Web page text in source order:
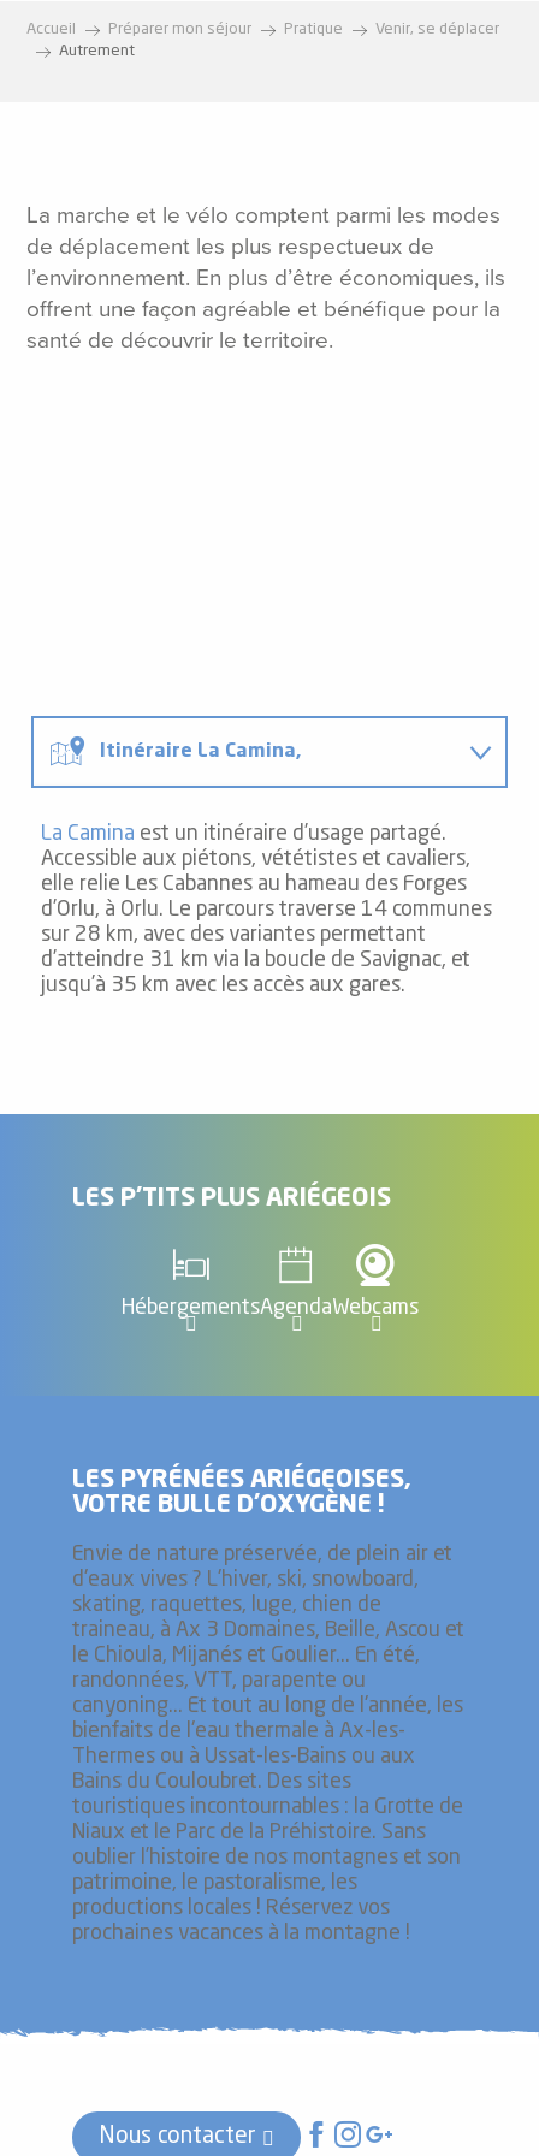
Accueil Préparer mon séjour Pratique
Venir, se déplacer
Autrement
La marche et le vélo comptent parmi les modes
de déplacement les plus respectueux de
l’environnement. En plus d’être économiques, ils
offrent une façon agréable et bénéfique pour la
santé de découvrir le territoire.
Itinéraire La Camina,
A vélo
Idées d’escapades sans voiture
Road-trip en camping-car
La Camina est un itinéraire d’usage partagé.
Accessible aux piétons, vététistes et cavaliers,
elle relie Les Cabannes au hameau des Forges
d’Orlu, à Orlu. Le parcours traverse 14 communes
sur 28 km, avec des variantes permettant
d’atteindre 31 km via la boucle de Savignac, et
jusqu’à 35 km avec les accès aux gares.
LES P'TITS PLUS ARIÉGEOIS
HébergementsAgendaWebcams
LES PYRÉNÉES ARIÉGEOISES,
VOTRE BULLE D’OXYGÈNE !
Envie de nature préservée, de plein air et
d'eaux vives ? L'hiver, ski, snowboard,
skating, raquettes, luge, chien de
traineau, à Ax 3 Domaines, Beille, Ascou et
le Chioula, Mijanés et Goulier... En été,
randonnées, VTT, parapente ou
canyoning... Et tout au long de l'année, les
bienfaits de l'eau thermale à Ax-les-
Thermes ou à Ussat-les-Bains ou aux
Bains du Couloubret. Des sites
touristiques incontournables : la Grotte de
Niaux et le Parc de la Préhistoire. Sans
oublier l’histoire de nos montagnes et son
patrimoine, le pastoralisme, les
productions locales ! Réservez vos
prochaines vacances à la montagne !
Nous contacter